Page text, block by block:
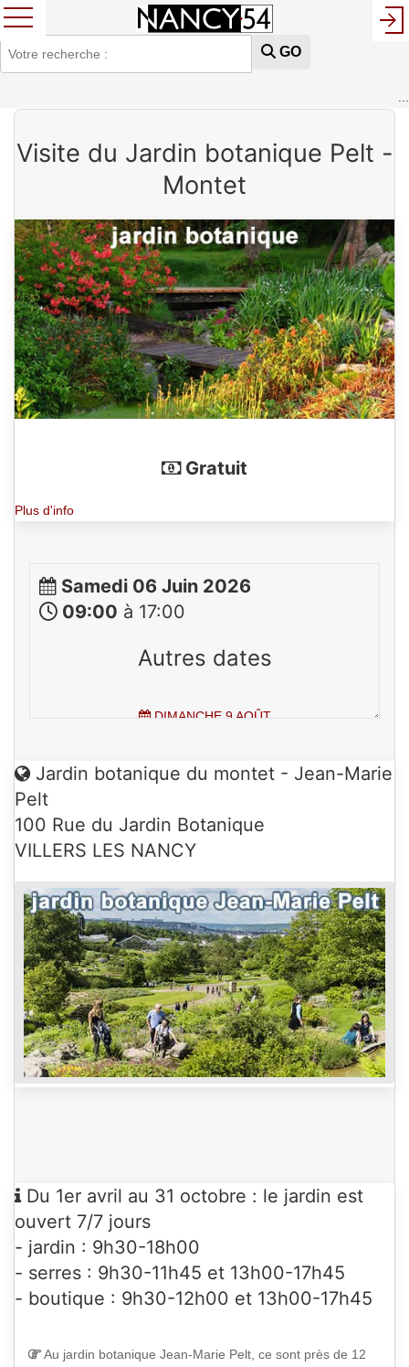
GO
Visite du Jardin botanique Pelt -
Montet
Gratuit
Plus d'info
Samedi 06 Juin 2026
09:00 à 17:00
Autres dates
DIMANCHE 9 AOÛT
LUNDI 10 AOÛT
DE09H00
MARDI 11 AOÛT
DE09H00À17H00
MERCREDI 12 AOÛT
DE09H00À17H00
VENDREDI 14 AOÛT
DE09H00À 17H00
SAMEDI 15 AOÛT
Jardin botanique du montet - Jean-Marie
Pelt
100 Rue du Jardin Botanique
VILLERS LES NANCY
Du 1er avril au 31 octobre : le jardin est
ouvert 7/7 jours
- jardin : 9h30-18h00
- serres : 9h30-11h45 et 13h00-17h45
- boutique : 9h30-12h00 et 13h00-17h45
Au jardin botanique Jean-Marie Pelt, ce sont près de 12